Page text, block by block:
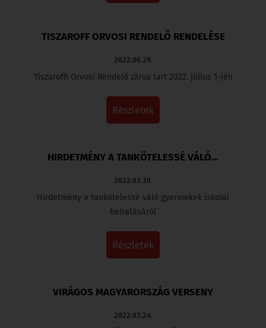
TISZAROFF ORVOSI RENDELŐ RENDELÉSE
2022.06.29.
Tiszaroffi Orvosi Rendelő zárva tart 2022. július 1-jén
részletek
HIRDETMÉNY A TANKÖTELESSÉ VÁLÓ...
2022.03.30.
Hirdetmény a tankötelessé váló gyermekek iskolai
beíratásáról
részletek
VIRÁGOS MAGYARORSZÁG VERSENY
2022.03.24.